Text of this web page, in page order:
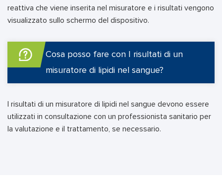
reattiva che viene inserita nel misuratore e i risultati vengono
visualizzato sullo schermo del dispositivo.
Cosa posso fare con I risultati di un
misuratore di lipidi nel sangue?
I risultati di un misuratore di lipidi nel sangue devono essere
utilizzati in consultazione con un professionista sanitario per
la valutazione e il trattamento, se necessario.